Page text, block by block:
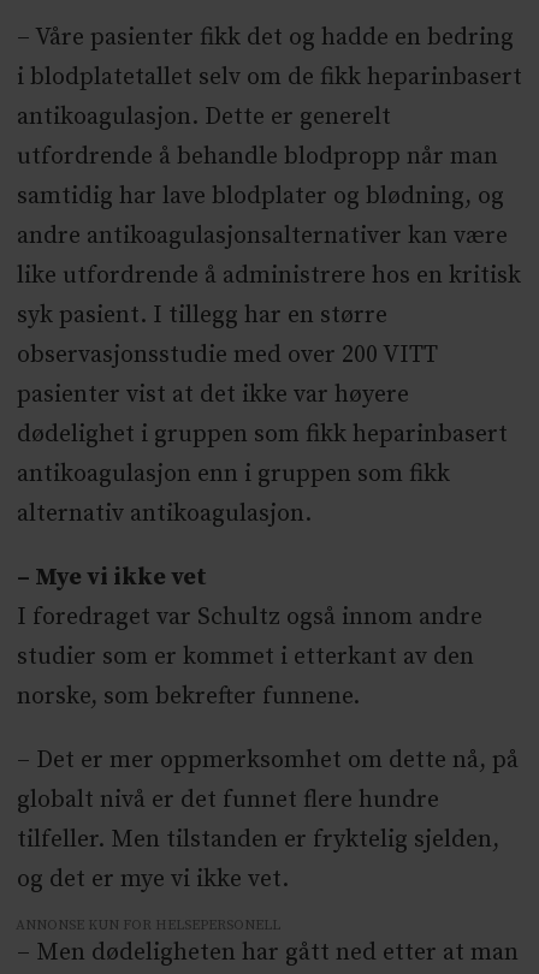
– Våre pasienter fikk det og hadde en bedring
i blodplatetallet selv om de fikk heparinbasert
antikoagulasjon. Dette er generelt
utfordrende å behandle blodpropp når man
samtidig har lave blodplater og blødning, og
andre antikoagulasjonsalternativer kan være
like utfordrende å administrere hos en kritisk
syk pasient. I tillegg har en større
observasjonsstudie med over 200 VITT
pasienter vist at det ikke var høyere
dødelighet i gruppen som fikk heparinbasert
antikoagulasjon enn i gruppen som fikk
alternativ antikoagulasjon.
– Mye vi ikke vet
I foredraget var Schultz også innom andre
studier som er kommet i etterkant av den
norske, som bekrefter funnene.
– Det er mer oppmerksomhet om dette nå, på
globalt nivå er det funnet flere hundre
tilfeller. Men tilstanden er fryktelig sjelden,
og det er mye vi ikke vet.
ANNONSE KUN FOR HELSEPERSONELL
– Men dødeligheten har gått ned etter at man